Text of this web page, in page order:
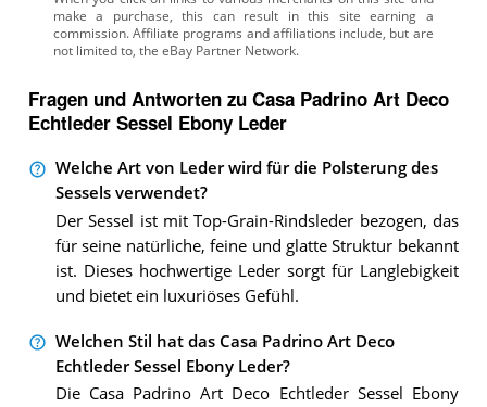
Fragen und Antworten zu Casa Padrino Art Deco
Echtleder Sessel Ebony Leder
Welche Art von Leder wird für die Polsterung des
Sessels verwendet?
Der Sessel ist mit Top-Grain-Rindsleder bezogen, das
für seine natürliche, feine und glatte Struktur bekannt
ist. Dieses hochwertige Leder sorgt für Langlebigkeit
und bietet ein luxuriöses Gefühl.
Welchen Stil hat das Casa Padrino Art Deco
Echtleder Sessel Ebony Leder?
Die Casa Padrino Art Deco Echtleder Sessel Ebony